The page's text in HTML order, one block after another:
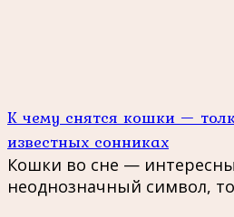
К чему снятся кошки —
известных сонниках
Кошки во сне —
неоднозначный символ,